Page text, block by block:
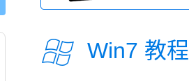
Win7 教程